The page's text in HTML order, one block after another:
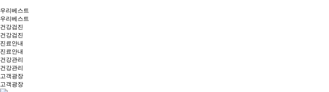
우리베스트
우리베스트
건강검진
건강검진
진료안내
진료안내
건강관리
건강관리
고객광장
고객광장